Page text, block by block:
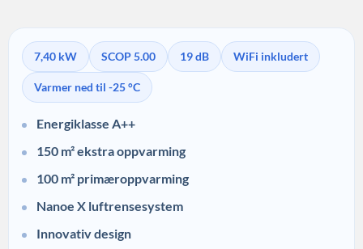
7,40 kW SCOP 5.00 19 dB WiFi inkludert
Varmer ned til -25 °C
Energiklasse A++
150 m² ekstra oppvarming
100 m² primæroppvarming
Nanoe X luftrensesystem
Innovativ design